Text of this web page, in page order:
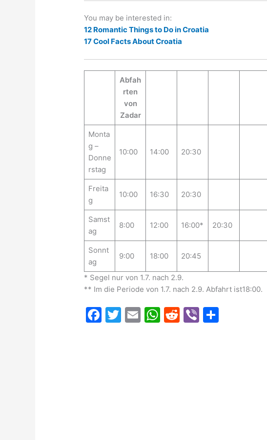
You may be interested in:
12 Romantic Things to Do in Croatia
17 Cool Facts About Croatia
Abfah
rten
von
Zadar
Monta
g –
Donne
rstag
10:00 14:00 20:30
Freita
g
10:00 16:30 20:30
Samst
ag
8:00 12:00 16:00* 20:30
Sonnt
ag
9:00 18:00 20:45
* Segel nur von 1.7. nach 2.9.
** Im die Periode von 1.7. nach 2.9. Abfahrt ist18:00.
F
T
E
W R
Vi